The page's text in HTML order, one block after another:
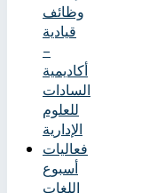
وظائف
قيادية
–
أكاديمية
السادات
للعلوم
الإدارية
فعاليات
أسبوع
اللغات